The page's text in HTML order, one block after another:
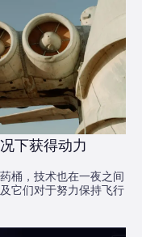
下获得动力
桶，技术也在一夜之间
它们对于努力保持飞行